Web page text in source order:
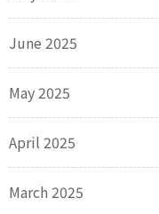
June 2025
May 2025
April 2025
March 2025